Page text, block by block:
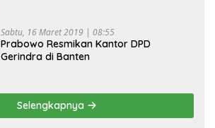
Sabtu, 16 Maret 2019 | 08:55
Prabowo Resmikan Kantor DPD
Gerindra di Banten
Selengkapnya